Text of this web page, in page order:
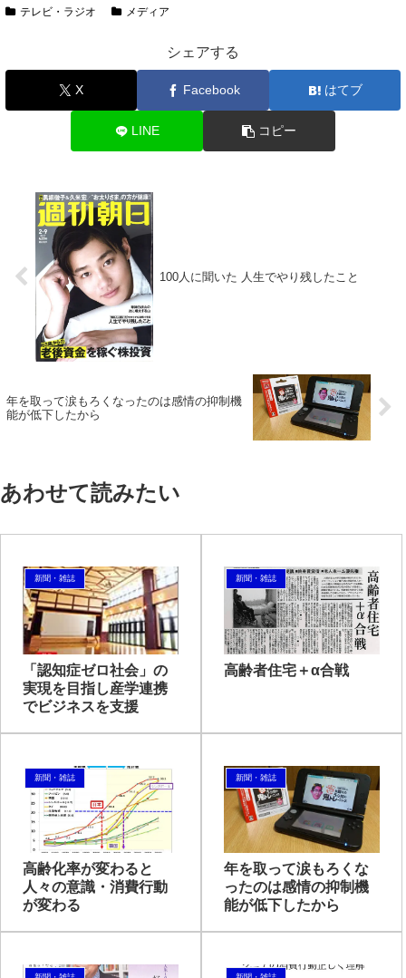
テレビ・ラジオ メディア
シェアする
X Facebook はてブ
LINE コピー
100人に聞いた 人生でやり残したこと
年を取って涙もろくなったのは感情の抑制機
能が低下したから
あわせて読みたい
新聞・雑誌
「認知症ゼロ社会」の
実現を目指し産学連携
でビジネスを支援
新聞・雑誌
高齢者住宅＋α合戦
新聞・雑誌
高齢化率が変わると
人々の意識・消費行動
が変わる
新聞・雑誌
年を取って涙もろくな
ったのは感情の抑制機
能が低下したから